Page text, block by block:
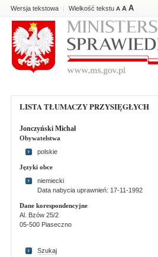
Wersja tekstowa | Wielkość tekstu A A A
LISTA TŁUMACZY PRZYSIĘGŁYCH
Jonczyński Michał
Obywatelstwa
polskie
Języki obce
niemiecki
Data nabycia uprawnień: 17-11-1992
Dane korespondencyjne
Al. Bzów 25/2
05-500 Piaseczno
Szukaj